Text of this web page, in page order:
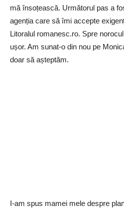
mă însoțească. Următorul pas a
agenția care să îmi accepte
Litoralul romanesc.ro. Spre
ușor. Am sunat-o din nou pe
doar să așteptăm.
I-am spus mamei mele despre